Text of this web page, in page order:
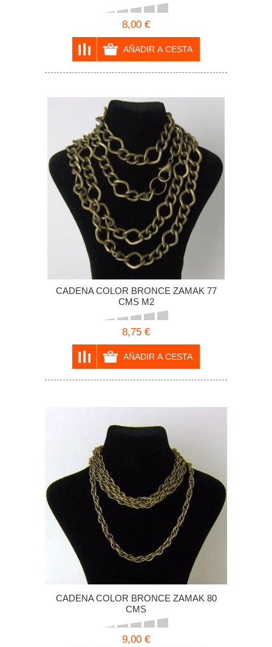
8,00 €
CADENA COLOR BRONCE ZAMAK 77
CMS M2
8,75 €
CADENA COLOR BRONCE ZAMAK 80
CMS
9,00 €